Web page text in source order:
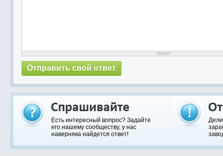
Есть интересный вопрос? Задайте
его нашему сообществу, у нас
наверняка найдется ответ!